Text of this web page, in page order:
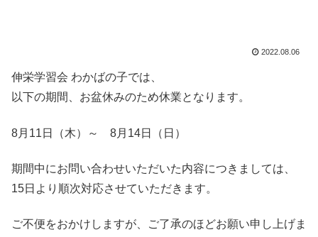
2022.08.06
伸栄学習会 わかばの子では、
以下の期間、お盆休みのため休業となります。
8月11日（木）～ 8月14日（日）
期間中にお問い合わせいただいた内容につきましては、
15日より順次対応させていただきます。
ご不便をおかけしますが、ご了承のほどお願い申し上げま